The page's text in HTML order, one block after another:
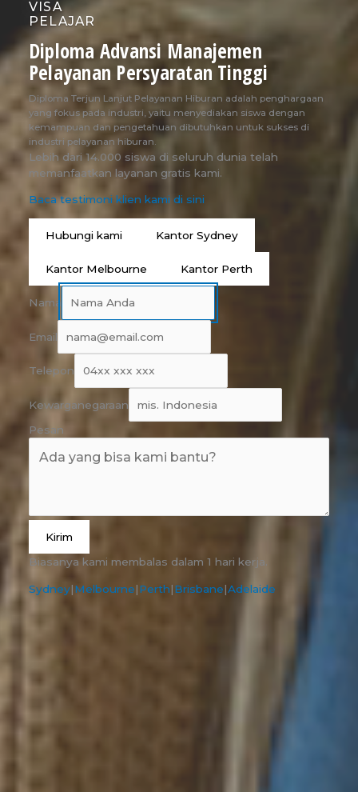
VISA
PELAJAR
Diploma Advansi Manajemen
Pelayanan Persyaratan Tinggi
Diploma Terjun Lanjut Pelayanan Hiburan adalah penghargaan
yang fokus pada industri, yaitu menyediakan siswa dengan
kemampuan dan pengetahuan dibutuhkan untuk sukses di
industri pelayanan hiburan.
Lebih dari 14.000 siswa di seluruh dunia telah
memanfaatkan layanan gratis kami.
Baca testimoni klien kami di sini
Hubungi kami Kantor Sydney
Kantor Melbourne Kantor Perth
Nama
Email
Telepon
Kewarganegaraan
Pesan
Kirim
Biasanya kami membalas dalam 1 hari kerja.
Sydney|Melbourne|Perth|Brisbane|Adelaide